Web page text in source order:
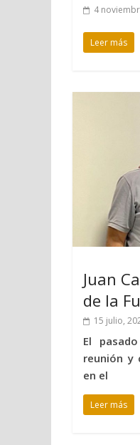
4
Leer más
Juan
de la
15 julio,
El
reunión y
en el
Leer más